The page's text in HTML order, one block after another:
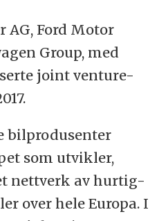
AG, Ford Motor
Group, med
joint venture-
bilprodusenter
som utvikler,
nettverk av hurtig-
over hele Europa. I